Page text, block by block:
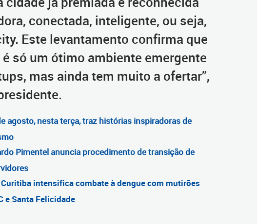
conectada, inteligente, ou seja,
Este levantamento confirma que
só um ótimo ambiente emergente
mas ainda tem muito a ofertar”,
agosto, nesta terça, traz histórias inspiradoras de
Pimentel anuncia procedimento de transição de
intensifica combate àdenguecom mutirões
e Santa Felicidade